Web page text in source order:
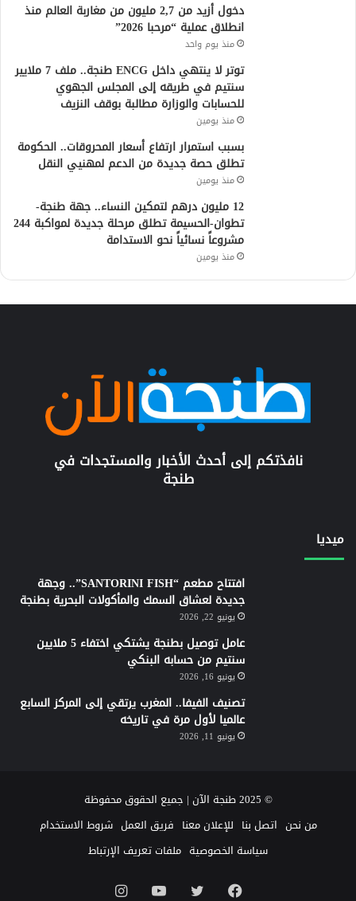
دخول أزيد من 2,7 مليون من مغاربة العالم منذ
انطلاق عملية “مرحبا 2026”
منذ يوم واحد
توتر لا ينتهي داخل ENCG طنجة.. ملف 7 ملايير
سنتيم في طريقه إلى المجلس الجهوي
للحسابات والوزارة مطالبة بوقف النزيف
منذ يومين
بسبب استمرار ارتفاع أسعار المحروقات.. الحكومة
تطلق حصة جديدة من الدعم لمهنيي النقل
منذ يومين
12 مليون درهم لتمكين النساء.. جهة طنجة-
تطوان-الحسيمة تطلق مرحلة جديدة لمواكبة 244
مشروعاً نسائياً نحو الاستدامة
منذ يومين
نافذتكم إلى أحدث الأخبار والمستجدات في
طنجة
ميديا
افتتاح مطعم “SANTORINI FISH”.. وجهة
جديدة لعشاق السمك والمأكولات البحرية بطنجة
يونيو 22, 2026
عامل توصيل بطنجة يشتكي اختفاء 5 ملايين
سنتيم من حسابه البنكي
يونيو 16, 2026
تصنيف الفيفا.. المغرب يرتقي إلى المركز السابع
عالميا لأول مرة في تاريخه
يونيو 11, 2026
© 2025 طنجة الآن | جميع الحقوق محفوظة
من نحن اتصل بنا للإعلان معنا فريق العمل شروط الاستخدام
سياسة الخصوصية ملفات تعريف الإرتباط
فيسبوك تويتر يوتيوبانستقرام